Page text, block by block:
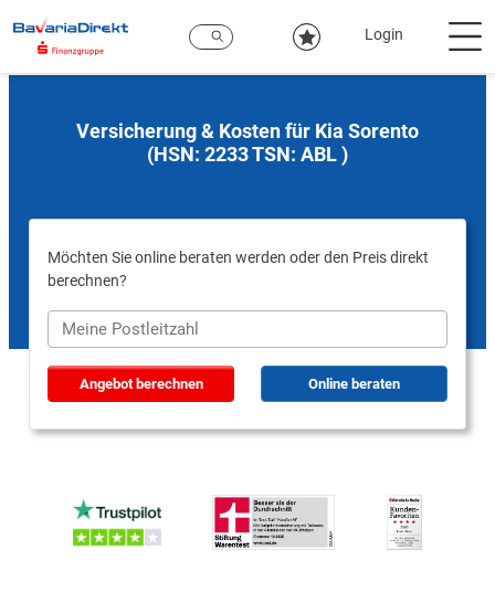
Hauptinhalt
Login
Versicherung & Kosten für Kia Sorento
(HSN: 2233 TSN: ABL )
Möchten Sie online beraten werden oder den Preis direkt
berechnen?
Angebot berechnen Online beraten